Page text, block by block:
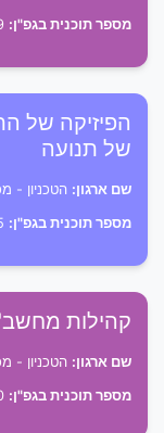
מספר תוכנית בגפ"ן:
הפיזיקה של
של תנועה
שם ארגון: הטכניון -
מספר תוכנית בגפ"ן:
קהילות
שם ארגון: הטכניון -
מספר תוכנית בגפ"ן: